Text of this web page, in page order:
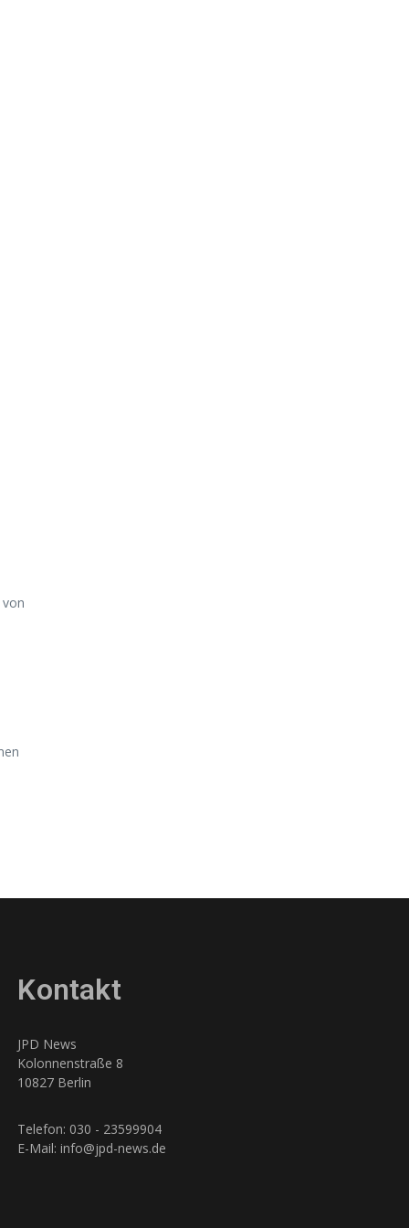
Kontakt
JPD News
Kolonnenstraße 8
10827 Berlin
Telefon: 030 - 23599904
E-Mail: info@jpd-news.de